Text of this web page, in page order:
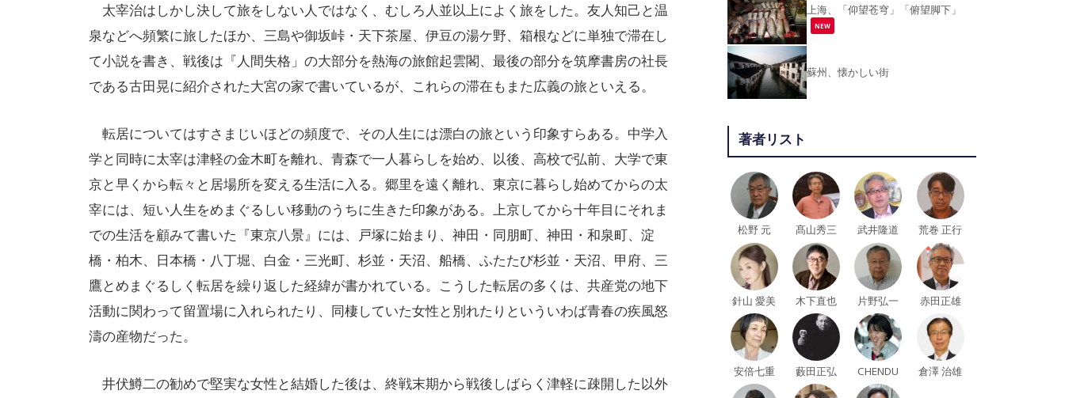
太宰治はしかし決して旅をしない人ではなく、むしろ人並以上によく旅をした。友人知己と温
泉などへ頻繁に旅したほか、三島や御坂峠・天下茶屋、伊豆の湯ケ野、箱根などに単独で滞在し
て小説を書き、戦後は『人間失格」の大部分を熱海の旅館起雲閣、最後の部分を筑摩書房の社長
である古田晃に紹介された大宮の家で書いているが、これらの滞在もまた広義の旅といえる。
転居についてはすさまじいほどの頻度で、その人生には漂白の旅という印象すらある。中学入
学と同時に太宰は津軽の金木町を離れ、青森で一人暮らしを始め、以後、高校で弘前、大学で東
京と早くから転々と居場所を変える生活に入る。郷里を遠く離れ、東京に暮らし始めてからの太
宰には、短い人生をめまぐるしい移動のうちに生きた印象がある。上京してから十年目にそれま
での生活を顧みて書いた『東京八景』には、戸塚に始まり、神田・同朋町、神田・和泉町、淀
橋・柏木、日本橋・八丁堀、白金・三光町、杉並・天沼、船橋、ふたたび杉並・天沼、甲府、三
鷹とめまぐるしく転居を繰り返した経緯が書かれている。こうした転居の多くは、共産党の地下
活動に関わって留置場に入れられたり、同棲していた女性と別れたりといういわば青春の疾風怒
濤の産物だった。
井伏鱒二の勧めで堅実な女性と結婚した後は、終戦末期から戦後しばらく津軽に疎開した以外
上海、「仰望苍穹」「俯望脚下」
NEW
蘇州、懐かしい街
著者リスト
松野 元 髙山秀三 武井隆道 荒巻 正行
針山 愛美 木下直也 片野弘一 赤田正雄
安倍七重 藪田正弘 CHENDU 倉澤 治雄